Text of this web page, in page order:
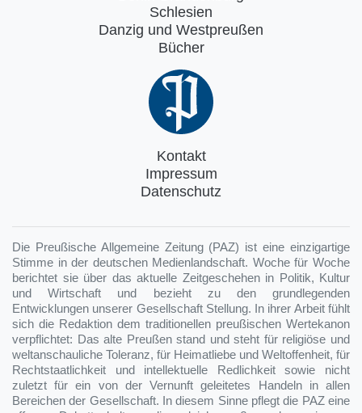
Schlesien
Danzig und Westpreußen
Bücher
Kontakt
Impressum
Datenschutz
Die Preußische Allgemeine Zeitung (PAZ) ist eine einzigartige
Stimme in der deutschen Medienlandschaft. Woche für Woche
berichtet sie über das aktuelle Zeitgeschehen in Politik, Kultur
und Wirtschaft und bezieht zu den grundlegenden
Entwicklungen unserer Gesellschaft Stellung. In ihrer Arbeit fühlt
sich die Redaktion dem traditionellen preußischen Wertekanon
verpflichtet: Das alte Preußen stand und steht für religiöse und
weltanschauliche Toleranz, für Heimatliebe und Weltoffenheit, für
Rechtstaatlichkeit und intellektuelle Redlichkeit sowie nicht
zuletzt für ein von der Vernunft geleitetes Handeln in allen
Bereichen der Gesellschaft. In diesem Sinne pflegt die PAZ eine